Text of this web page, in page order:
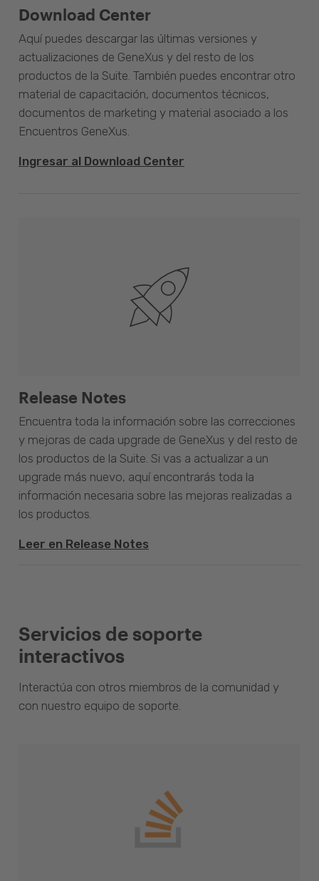
Download Center
Aquí puedes descargar las últimas versiones y
actualizaciones de GeneXus y del resto de los
productos de la Suite. También puedes encontrar otro
material de capacitación, documentos técnicos,
documentos de marketing y material asociado a los
Encuentros GeneXus.
Ingresar al Download Center
Release Notes
Encuentra toda la información sobre las correcciones
y mejoras de cada upgrade de GeneXus y del resto de
los productos de la Suite. Si vas a actualizar a un
upgrade más nuevo, aquí encontrarás toda la
información necesaria sobre las mejoras realizadas a
los productos.
Leer en Release Notes
Servicios de soporte
interactivos
Interactúa con otros miembros de la comunidad y
con nuestro equipo de soporte.